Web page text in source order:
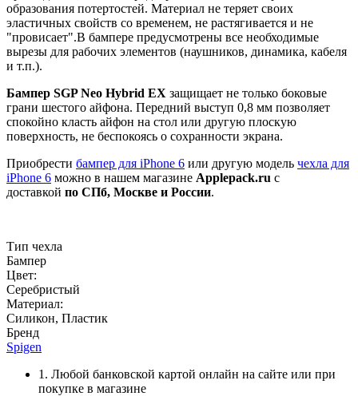
образования потертостей. Материал не теряет своих
эластичных свойств со временем, не растягивается и не
"провисает".В бампере предусмотрены все необходимые
вырезы для рабочих элементов (наушников, динамика, кабеля
и т.п.).
Бампер SGP Neo Hybrid EX защищает не только боковые
грани шестого айфона. Передний выступ 0,8 мм позволяет
спокойно класть айфон на стол или другую плоскую
поверхность, не беспокоясь о сохранности экрана.
Приобрести бампер для iPhone 6 или другую модель чехла для
iPhone 6 можно в нашем магазине Applepack.ru с
доставкой по СПб, Москве и России.
Тип чехла
Бампер
Цвет:
Серебристый
Материал:
Силикон, Пластик
Бренд
Spigen
1. Любой банковской картой онлайн на сайте или при
покупке в магазине